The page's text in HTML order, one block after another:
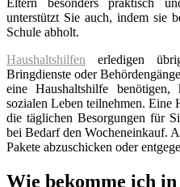
unterstützt Sie auch, indem sie
Schule abholt.
Haushaltshilfen erledigen
Bringdienste oder
eine Haushaltshilfe
sozialen Leben teilnehmen. Eine
die täglichen Besorgungen für
bei Bedarf den Wocheneinkauf.
Pakete abzuschicken oder
Wie bekomme ich